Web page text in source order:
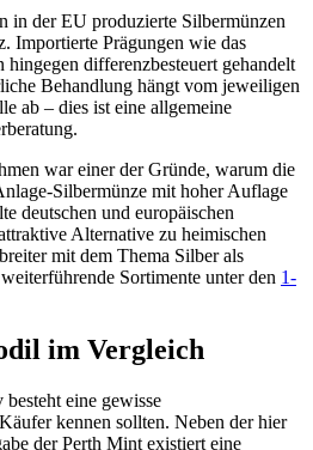
in der EU produzierte Silbermünzen
Importierte Prägungen wie das
differenzbesteuert gehandelt
Behandlung hängt vom jeweiligen
ab – dies ist eine allgemeine
war einer der Gründe, warum die
Silbermünze mit hoher Auflage
deutschen und europäischen
Alternative zu heimischen
mit dem Thema Silber als
Sortimente unter den 1-
im Vergleich
eine gewisse
kennen sollten. Neben der hier
der Perth Mint existiert eine